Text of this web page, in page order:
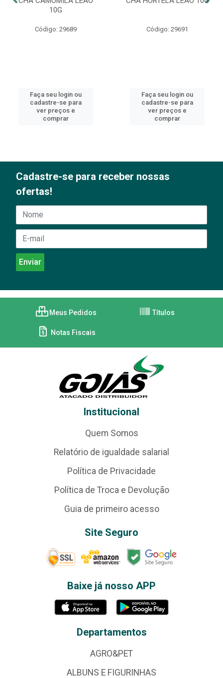
10G
Código: 29689
Faça seu login ou
cadastre-se para
ver preços e
comprar
Código: 29691
Faça seu login ou
cadastre-se para
ver preços e
comprar
Cadastre-se para receber nossas
ofertas!
Meus Pedidos Títulos
Notas Fiscais
Institucional
Quem Somos
Relatório de igualdade salarial
Política de Privacidade
Política de Troca e Devolução
Guia de primeiro acesso
Site Seguro
Baixe já nosso APP
Departamentos
AGRO&PET
ALBUNS E FIGURINHAS